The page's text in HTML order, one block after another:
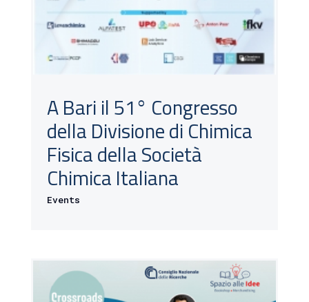
A Bari il 51° Congresso
della Divisione di Chimica
Fisica della Società
Chimica Italiana
Events